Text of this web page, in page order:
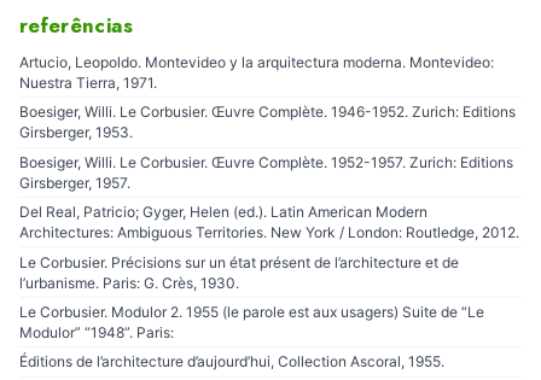
referências
Artucio, Leopoldo. Montevideo y la arquitectura moderna. Montevideo:
Nuestra Tierra, 1971.
Boesiger, Willi. Le Corbusier. Œuvre Complète. 1946-1952. Zurich: Editions
Girsberger, 1953.
Boesiger, Willi. Le Corbusier. Œuvre Complète. 1952-1957. Zurich: Editions
Girsberger, 1957.
Del Real, Patricio; Gyger, Helen (ed.). Latin American Modern
Architectures: Ambiguous Territories. New York / London: Routledge, 2012.
Le Corbusier. Précisions sur un état présent de l’architecture et de
l’urbanisme. Paris: G. Crès, 1930.
Le Corbusier. Modulor 2. 1955 (le parole est aux usagers) Suite de “Le
Modulor” “1948”. Paris:
Éditions de l’architecture d’aujourd’hui, Collection Ascoral, 1955.